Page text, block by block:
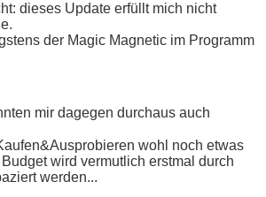
dieses Update erfüllt mich nicht
der Magic Magnetic im Programm
mir dagegen durchaus auch
wohl noch etwas
wird vermutlich erstmal durch
werden...